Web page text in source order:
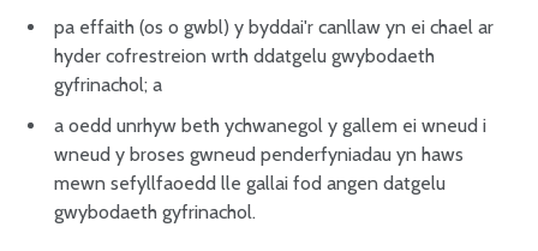
pa effaith (os o gwbl) y byddai'r canllaw yn ei chael ar
hyder cofrestreion wrth ddatgelu gwybodaeth
gyfrinachol; a
a oedd unrhyw beth ychwanegol y gallem ei wneud i
wneud y broses gwneud penderfyniadau yn haws
mewn sefyllfaoedd lle gallai fod angen datgelu
gwybodaeth gyfrinachol.